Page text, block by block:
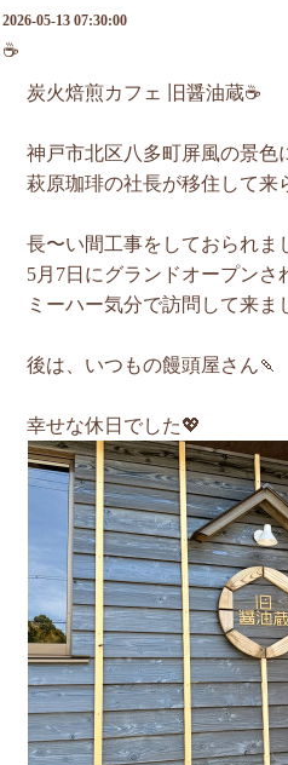
2026-05-13 07:30:00
☕️
炭火焙煎カフェ 旧醤油蔵☕️
神戸市北区八多町屏風の景色
萩原珈琲の社長が移住して来
長〜い間工事をしておられま
5月7日にグランドオープンさ
ミーハー気分で訪問して来ま
後は、いつもの饅頭屋さん🍡
幸せな休日でした💖